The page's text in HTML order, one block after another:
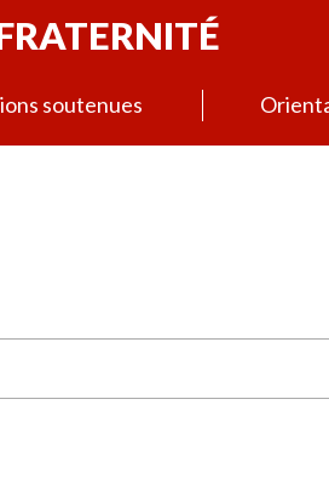
soutenues